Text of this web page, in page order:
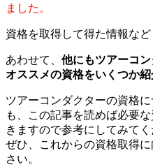
ました。
資格を取得して得た情報な
あわせて、 他にもツアーコン
オススメの資格をいくつか紹
ツアーコンダクターの資格
も、この記事を読めば必要
きますので参考にしてみてく
ぜひ、これからの資格取得
さい。